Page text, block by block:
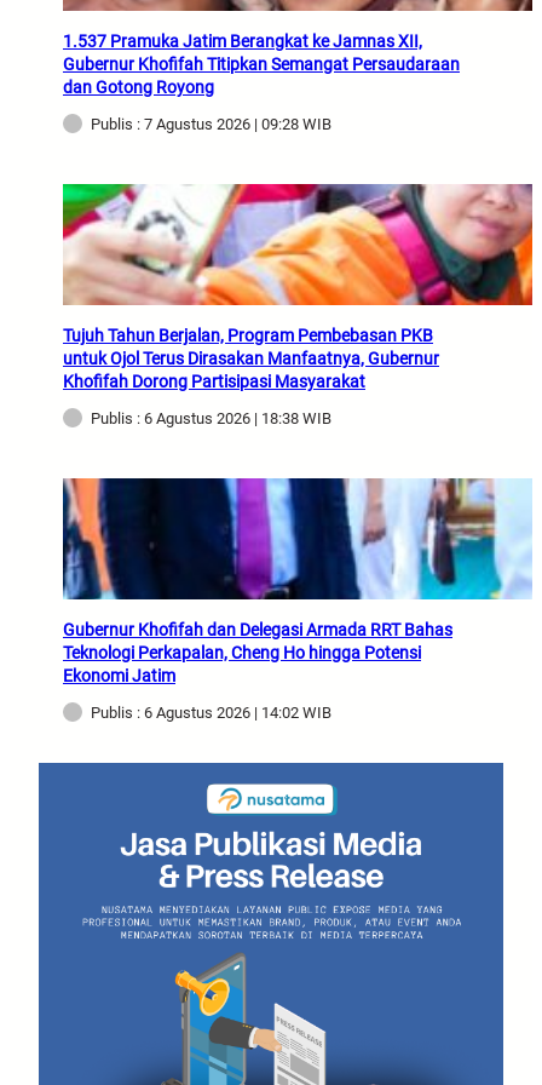
1.537 Pramuka Jatim Berangkat ke Jamnas XII,
Gubernur Khofifah Titipkan Semangat Persaudaraan
dan Gotong Royong
Publis : 7 Agustus 2026 | 09:28 WIB
Tujuh Tahun Berjalan, Program Pembebasan PKB
untuk Ojol Terus Dirasakan Manfaatnya, Gubernur
Khofifah Dorong Partisipasi Masyarakat
Publis : 6 Agustus 2026 | 18:38 WIB
Gubernur Khofifah dan Delegasi Armada RRT Bahas
Teknologi Perkapalan, Cheng Ho hingga Potensi
Ekonomi Jatim
Publis : 6 Agustus 2026 | 14:02 WIB